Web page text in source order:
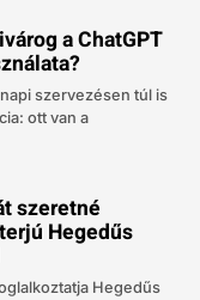
a ChatGPT
szervezésen túl is
ott van a
szeretné
Hegedűs
Hegedűs